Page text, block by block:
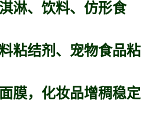
淋、饮料、仿形食
粘结剂、宠物食品粘
膜，化妆品增稠稳定